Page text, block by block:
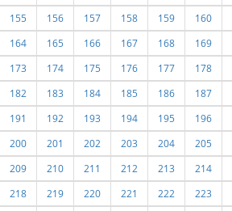
155
156 157 158 159 160
164
165 166 167 168 169
173
174 175 176 177 178
182
183 184 185 186 187
191
192 193 194 195 196
200
201 202 203 204 205
209
210 211 212 213 214
218
219 220 221 222 223